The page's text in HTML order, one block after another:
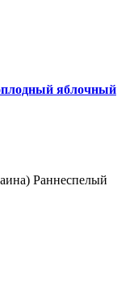
яблочный
Раннеспелый